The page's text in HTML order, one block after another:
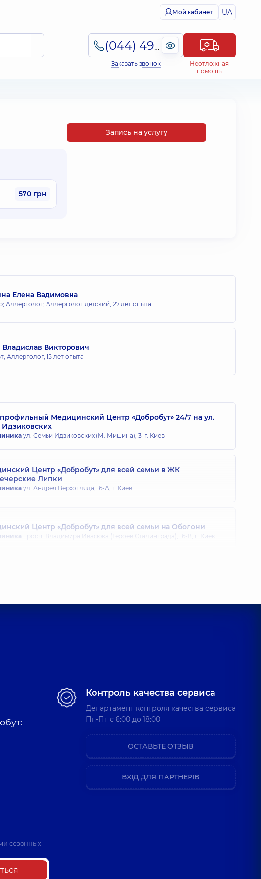
Мой кабинет UA
(044) 495-2-888
Заказать звонок
Неотложная
помощь
570 грн
Запись на услугу
Елена Вадимовна
Аллерголог; Аллерголог детский, 27 лет опыта
Викторович
Аллерголог, 15 лет опыта
Медицинский Центр «Добробут» 24/7 на ул.
ул. Семьи Идзиковских (М. Мишина), 3, г. Киев
Центр «Добробут» для всей семьи в ЖК
Липки
ул. Андрея Верхогляда, 16-А, г. Киев
Центр «Добробут» для всей семьи на Оболони
просп. Владимира Ивасюка (Героев Сталинграда), 16-В, г. Киев
сезонных
Контроль качества сервиса
Департамент контроля качества сервиса
Пн-Пт c 8:00 до 18:00
ОСТАВЬТЕ ОТЗЫВ
ВХІД ДЛЯ ПАРТНЕРІВ